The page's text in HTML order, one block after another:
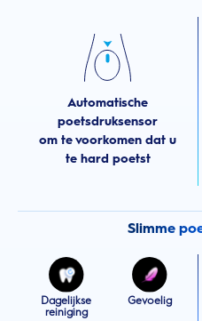
Automatische
poetsdruksensor
om te voorkomen dat u
te hard poetst
Slimme
Dagelijkse
reiniging
Gevoelig